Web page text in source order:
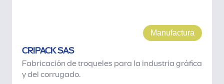
Manufactura
CRIPACK SAS
Fabricación de troqueles para la industria gráfica
y del corrugado.